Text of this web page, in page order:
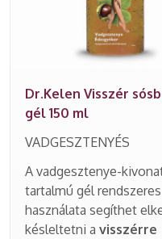
Dr.Kelen Visszér
gél 150 ml
VADGESZTENYÉS
A vadgesztenye-
tartalmú gél rendszeres
használata segíthet
késleltetni a visszérre